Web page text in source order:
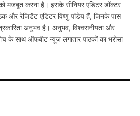
को मजबूत करना है। इसके सीनियर एडिटर डॉक्टर
और रेजिडेंट एडिटर विष्णु पांडेय हैं, जिनके पास
अनुभव है। अनुभव, विश्वसनीयता और
के साथ ऑफबीट न्यूज़ लगातार पाठकों का भरोसा